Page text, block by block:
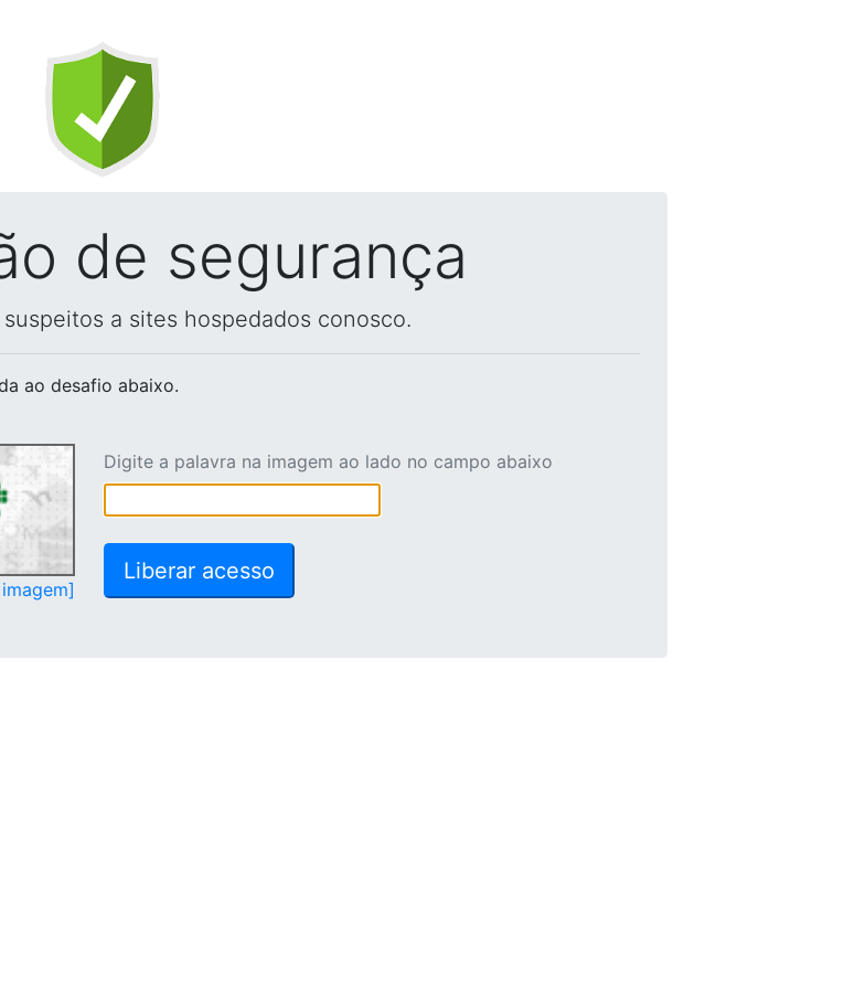
de segurança
a sites hospedados conosco.
ao desafio abaixo.
Digite a palavra na imagem ao lado no campo abaixo